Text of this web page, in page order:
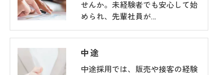
せんか。未経験者でも安心して始
められ、先輩社員が…
中途
中途採用では、販売や接客の経験